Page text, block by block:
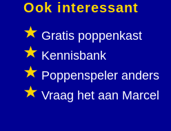
Ook interessant
Gratis poppenkast
Kennisbank
Poppenspeler anders
Vraag het aan Marcel